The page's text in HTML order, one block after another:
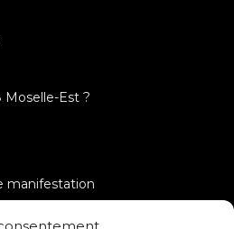
Est ?
manifestation